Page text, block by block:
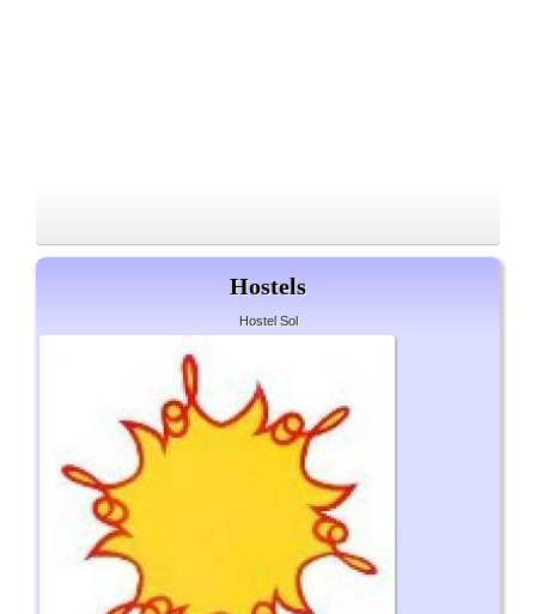
Hostels
Hostel Sol